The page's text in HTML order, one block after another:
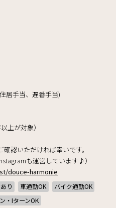
居手当、遅番手当)
上が対象）
認いただければ幸いです。
も運営しています♪）
douce-harmonie
り 車通勤OK
バイク通勤OK
・IターンOK